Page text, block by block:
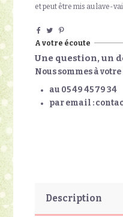
et peut être mis au lave-
A votre écoute
Une question, un
Nous sommes à
au 05 49 45 79 34
par email :
Description